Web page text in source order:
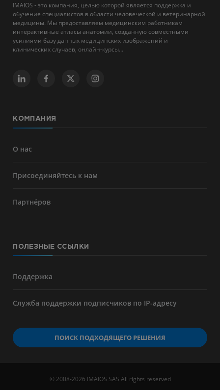
IMAIOS - это компания, целью которой является поддержка и
обучение специалистов в области человеческой и ветеринарной
медицины. Мы предоставляем медицинским работникам
интерактивные атласы анатомии, созданную совместными
усилиями базу данных медицинских изображений и
клинических случаев, онлайн-курсы...
КОМПАНИЯ
О нас
Присоединяйтесь к нам
Партнёров
ПОЛЕЗНЫЕ ССЫЛКИ
Поддержка
Служба поддержки подписчиков по IP-адресу
ПОИСК ПОДХОДЯЩЕГО РЕШЕНИЯ
© 2008-2026 IMAIOS SAS All rights reserved